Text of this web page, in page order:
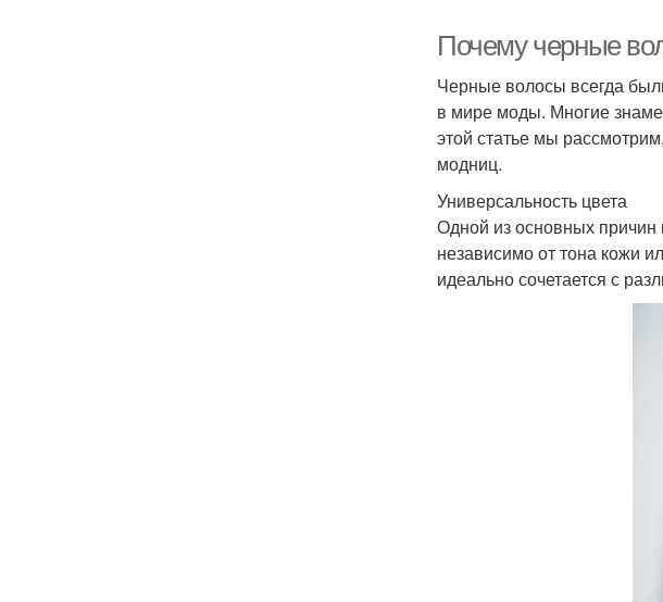
Почему черные
Черные волосы всегда
в мире моды. Многие
этой статье мы
модниц.
Универсальность цвета
Одной из основных причин
независимо от тона кожи
идеально сочетается с